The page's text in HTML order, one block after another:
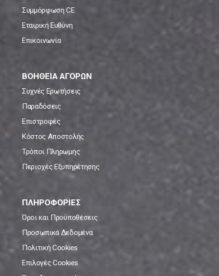
Συμμόρφωση CE
Εταιρική Ευθύνη
Επικοινωνία
ΒΟΗΘΕΙΑ ΑΓΟΡΩΝ
Συχνές Ερωτήσεις
Παραδόσεις
Επιστροφές
Κόστος Αποστολής
Τρόποι Πληρωμής
Περιοχές Εξυπηρέτησης
ΠΛΗΡΟΦΟΡΙΕΣ
Όροι και Προϋποθέσεις
Προσωπικά Δεδομένα
Πολιτική Cookies
Επιλογές Cookies